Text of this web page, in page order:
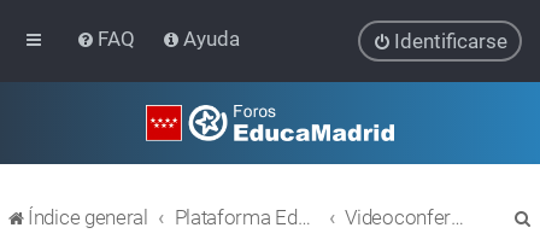
FAQ Ayuda Identificarse
Índice general Plataforma Educativa EducaMadrid Videoconferencias (Webex y Jitsi)